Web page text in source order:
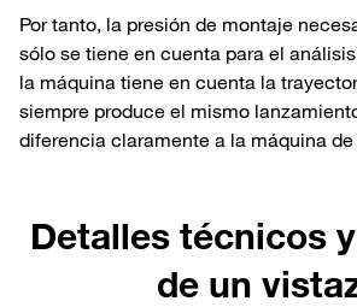
Por tanto, la presión de montaje
sólo se tiene en cuenta para el
la máquina tiene en cuenta la
siempre produce el mismo
diferencia claramente a la máquina
Detalles técnicos
de un